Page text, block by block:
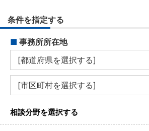
条件を指定する
■ 事務所所在地
相談分野を選択する